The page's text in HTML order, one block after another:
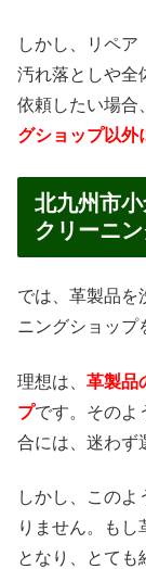
しかし、リペア
汚れ落としや全
依頼したい場合
グショップ以外
北九州市
クリーニ
では、革製品を
ニングショップ
理想は、 革製品
プです。そのよ
合には、迷わず
しかし、この
りません。も
となり、とても